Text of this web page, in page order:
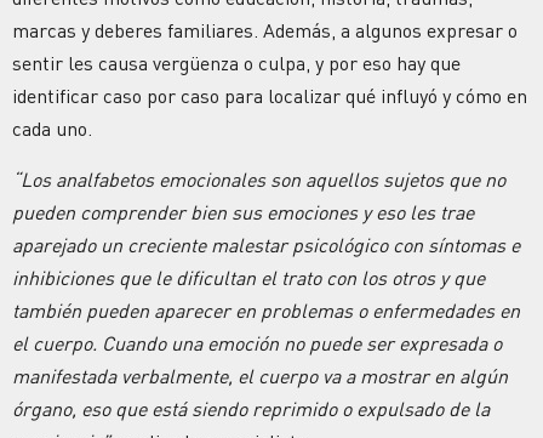
marcas y deberes familiares. Además, a algunos expresar o
sentir les causa vergüenza o culpa, y por eso hay que
identificar caso por caso para localizar qué influyó y cómo en
cada uno.
“Los analfabetos emocionales son aquellos sujetos que no
pueden comprender bien sus emociones y eso les trae
aparejado un creciente malestar psicológico con síntomas e
inhibiciones que le dificultan el trato con los otros y que
también pueden aparecer en problemas o enfermedades en
el cuerpo. Cuando una emoción no puede ser expresada o
manifestada verbalmente, el cuerpo va a mostrar en algún
órgano, eso que está siendo reprimido o expulsado de la